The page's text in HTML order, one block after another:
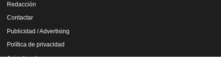
Redacción
Contactar
Publicidad / Advertising
Política de privacidad
Aviso legal